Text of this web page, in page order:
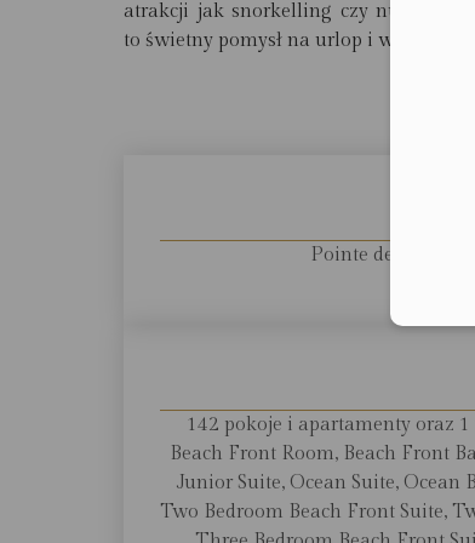
atrakcji jak snorkelling czy
to świetny pomysł na urlop i wczasy
Pointe de Flacq,
142 pokoje i apartamenty oraz
Beach Front Room, Beach Front
Junior Suite, Ocean Suite, Ocean
Two Bedroom Beach Front Suite,